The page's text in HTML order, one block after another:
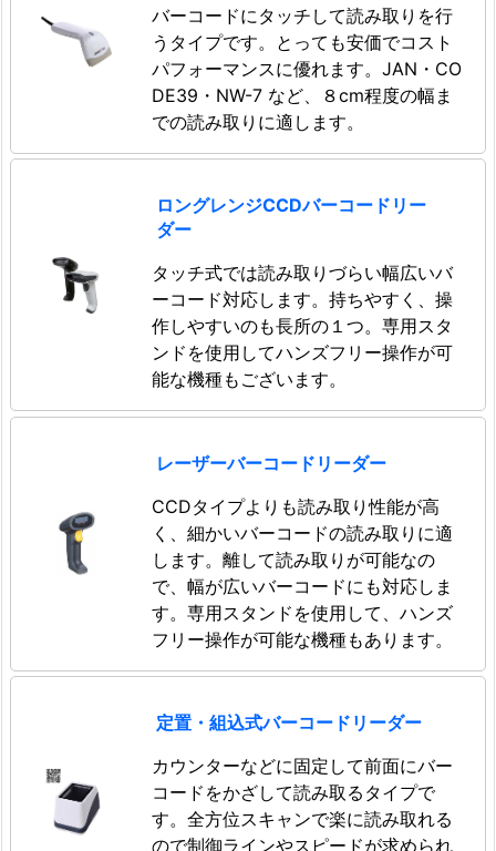
バーコードにタッチして読み取りを行
うタイプです。とっても安価でコスト
パフォーマンスに優れます。JAN・CO
DE39・NW-7 など、８cm程度の幅ま
での読み取りに適します。
ロングレンジCCDバーコードリー
ダー
タッチ式では読み取りづらい幅広いバ
ーコード対応します。持ちやすく、操
作しやすいのも長所の１つ。専用スタ
ンドを使用してハンズフリー操作が可
能な機種もございます。
レーザーバーコードリーダー
CCDタイプよりも読み取り性能が高
く、細かいバーコードの読み取りに適
します。離して読み取りが可能なの
で、幅が広いバーコードにも対応しま
す。専用スタンドを使用して、ハンズ
フリー操作が可能な機種もあります。
定置・組込式バーコードリーダー
カウンターなどに固定して前面にバー
コードをかざして読み取るタイプで
す。全方位スキャンで楽に読み取れる
ので制御ラインやスピードが求められ